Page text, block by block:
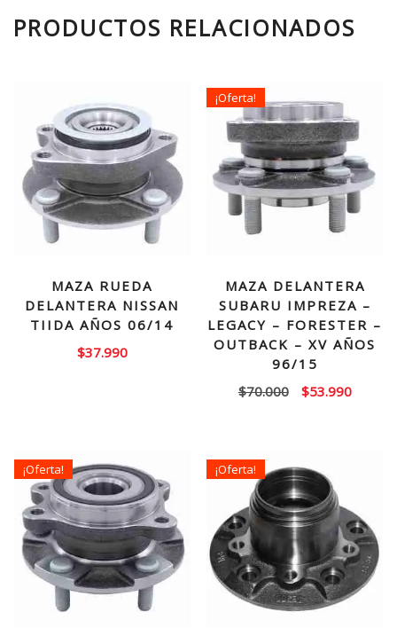
PRODUCTOS RELACIONADOS
MAZA RUEDA
DELANTERA NISSAN
TIIDA AÑOS 06/14
$37.990
¡Oferta!
MAZA DELANTERA
SUBARU IMPREZA –
LEGACY – FORESTER –
OUTBACK – XV AÑOS
96/15
$70.000
El
$70.000.
$53.990El
¡Oferta! ¡Oferta!